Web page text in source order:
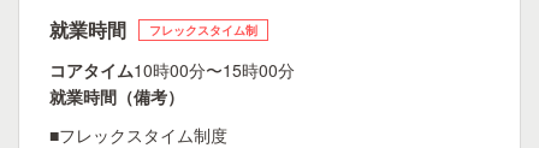
就業時間 フレックスタイム制
コアタイム10時00分〜15時00分
就業時間（備考）
■フレックスタイム制度